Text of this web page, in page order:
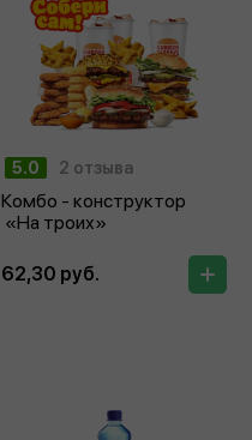
5.0 2 отзыва
Комбо - конструктор
«На троих»
62,30 руб.